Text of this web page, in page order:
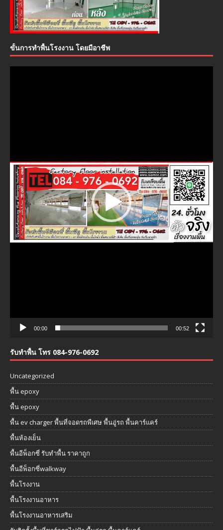
ขั้นการทำพื้นโรงงาน โดยมือาชีพ
00:00 00:52
รับทำพื้น โทร 084-976-0692
Uncategorized
พื้น epoxy
พื้น epoxy
พื้น ev charger พื้นที่จอดรถพืเศษ พื้นอู่รถ พื้นคาร์แคร์
พื้นห้องเย็น
พื้นอีพ็อกซี่ รับทำพื้น ราคาถูก
พื้นอีพ็อกซี่walkway
พื้นโรงงาน
พื้นโรงงานอาหาร
พื้นโรงงานอาหารเสริม